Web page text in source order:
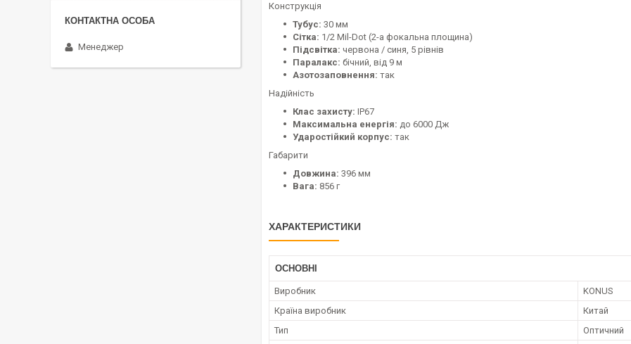
Конструкція
Тубус: 30 мм
Сітка: 1/2 Mil-Dot (2-а фокальна площина)
Підсвітка: червона / синя, 5 рівнів
Паралакс: бічний, від 9 м
Азотозаповнення: так
Надійність
Клас захисту: IP67
Максимальна енергія: до 6000 Дж
Ударостійкий корпус: так
Габарити
Довжина: 396 мм
Вага: 856 г
ХАРАКТЕРИСТИКИ
ОСНОВНІ
Виробник
KONUS
Країна виробник
Китай
Тип
Оптичний
Менеджер